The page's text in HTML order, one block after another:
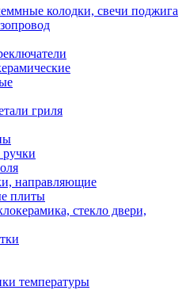
колодки, свечи поджига
гриля
ручки
направляющие
плиты
стекло двери,
температуры